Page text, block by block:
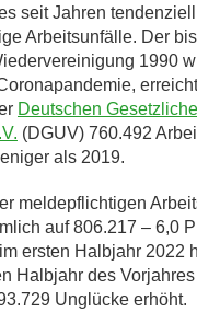
seit Jahren
Arbeitsunfälle. Der
1990
Deutschen
(DGUV) 760.492
als 2019.
meldepflichtigen
auf 806.217 – 6,0
ersten Halbjahr 2022
Halbjahr des Vorjahres
Unglücke erhöht.